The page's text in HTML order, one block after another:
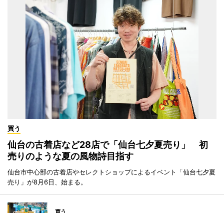
買う
仙台の古着店など28店で「仙台七夕夏売り」 初
売りのような夏の風物詩目指す
仙台市中心部の古着店やセレクトショップによるイベント「仙台七夕夏
売り」が8月6日、始まる。
買う